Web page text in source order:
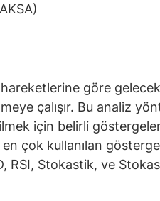
göre
çalışır. Bu analiz
için belirli
çok kullanılan
RSI, Stokastik, ve